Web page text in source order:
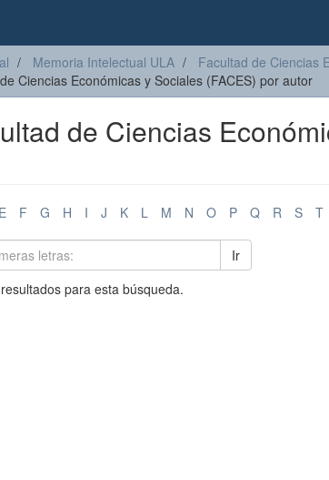
Memoria Intelectual ULA
Facultad de Ciencias
Ciencias Económicas y Sociales (FACES) por autor
de Ciencias
E F G H I J K L M N O P Q R S T
Ir
para esta búsqueda.